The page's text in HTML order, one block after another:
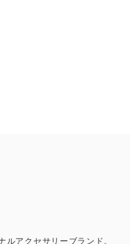
アクセサリーブランド。